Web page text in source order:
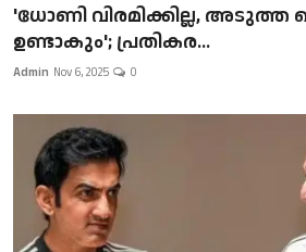
'ധോണി വിരമിക്കില്ല,
ഉണ്ടാകും'; പ്രതികര...
Admin Nov 6, 2025 0